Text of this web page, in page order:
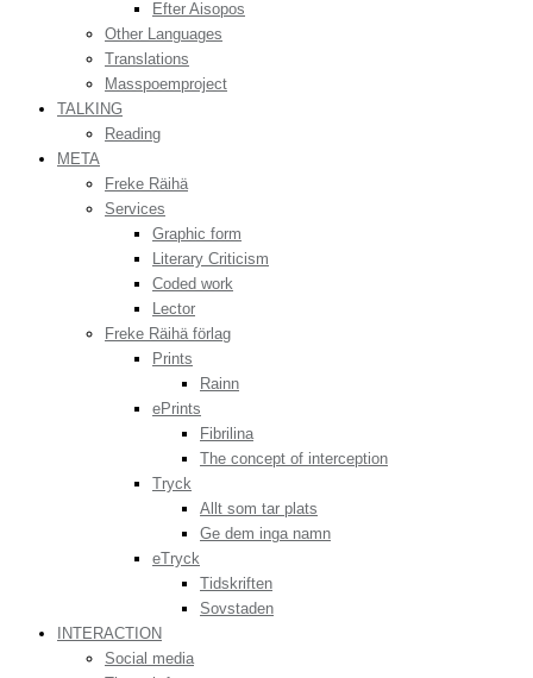
Efter Aisopos
Other Languages
Translations
Masspoemproject
TALKING
Reading
META
Freke Räihä
Services
Graphic form
Literary Criticism
Coded work
Lector
Freke Räihä förlag
Prints
Rainn
ePrints
Fibrilina
The concept of interception
Tryck
Allt som tar plats
Ge dem inga namn
eTryck
Tidskriften
Sovstaden
INTERACTION
Social media